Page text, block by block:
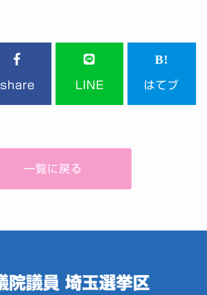
share LINE はてブ
一覧に戻る